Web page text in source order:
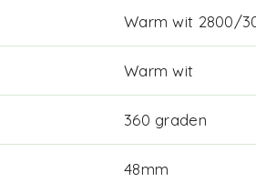
Warm wit 2800/
Warm wit
360 graden
48mm